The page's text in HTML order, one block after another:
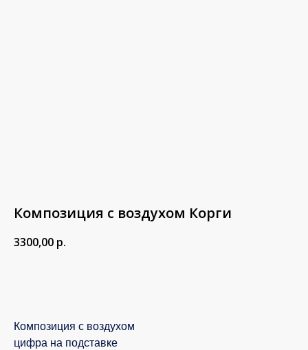
Композиция с воздухом Корги
3300,00 р.
Композиция с воздухом
цифра на подставке